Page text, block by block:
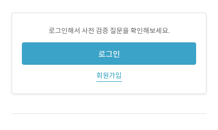
로그인해서 사전 검증 질문을 확인해보세요.
로그인
회원가입